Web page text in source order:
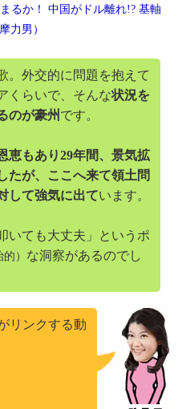
るか！ 中国がドル離れ!? 基軸
力男）
。外交的に問題を抱えて
くらいで、そんな状況を
のが豪州 です。
恵もあり29年間、景気拡
たが、ここへ来て領土問
して強気に出ています。
いても大丈夫」というポ
的） な洞察があるのでし
リンクする動